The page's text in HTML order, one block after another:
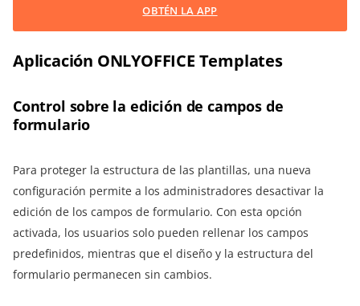
OBTÉN LA APP
Aplicación ONLYOFFICE Templates
Control sobre la edición de campos de
formulario
Para proteger la estructura de las plantillas, una nueva
configuración permite a los administradores desactivar la
edición de los campos de formulario. Con esta opción
activada, los usuarios solo pueden rellenar los campos
predefinidos, mientras que el diseño y la estructura del
formulario permanecen sin cambios.